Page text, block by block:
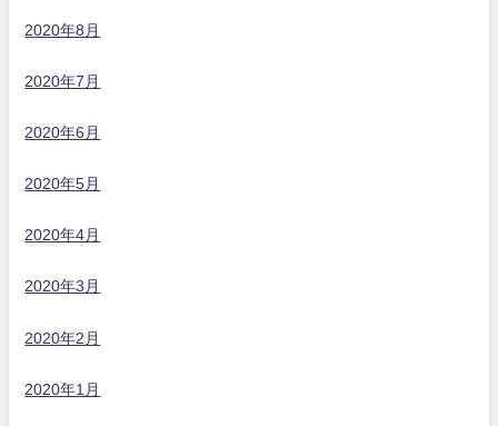
2020年8月
2020年7月
2020年6月
2020年5月
2020年4月
2020年3月
2020年2月
2020年1月